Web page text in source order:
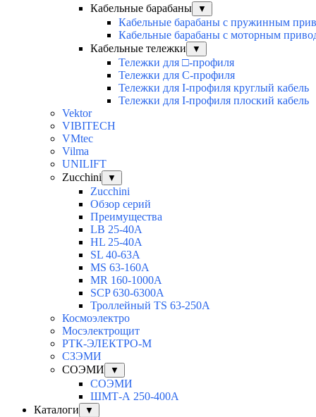
Кабельные барабаны
▼
Кабельные барабаны с пружинным
Кабельные барабаны с моторным
Кабельные тележки
▼
Тележки для □-профиля
Тележки для С-профиля
Тележки для I-профиля круглый кабель
Тележки для I-профиля плоский кабель
Vektor
VIBITECH
VMtec
Vilma
UNILIFT
Zucchini
▼
Zucchini
Обзор серий
Преимущества
LB 25-40A
HL 25-40A
SL 40-63A
MS 63-160A
MR 160-1000A
SCP 630-6300A
Троллейный TS 63-250A
Космоэлектро
Мосэлектрощит
РТК-ЭЛЕКТРО-М
СЗЭМИ
СОЭМИ
▼
СОЭМИ
ШМТ-А 250-400А
Каталоги
▼